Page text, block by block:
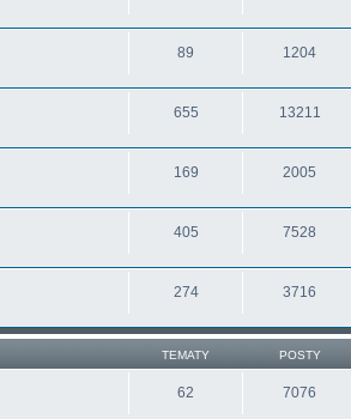
89 1204
655 13211
169 2005
405 7528
274 3716
TEMATY POSTY
62 7076